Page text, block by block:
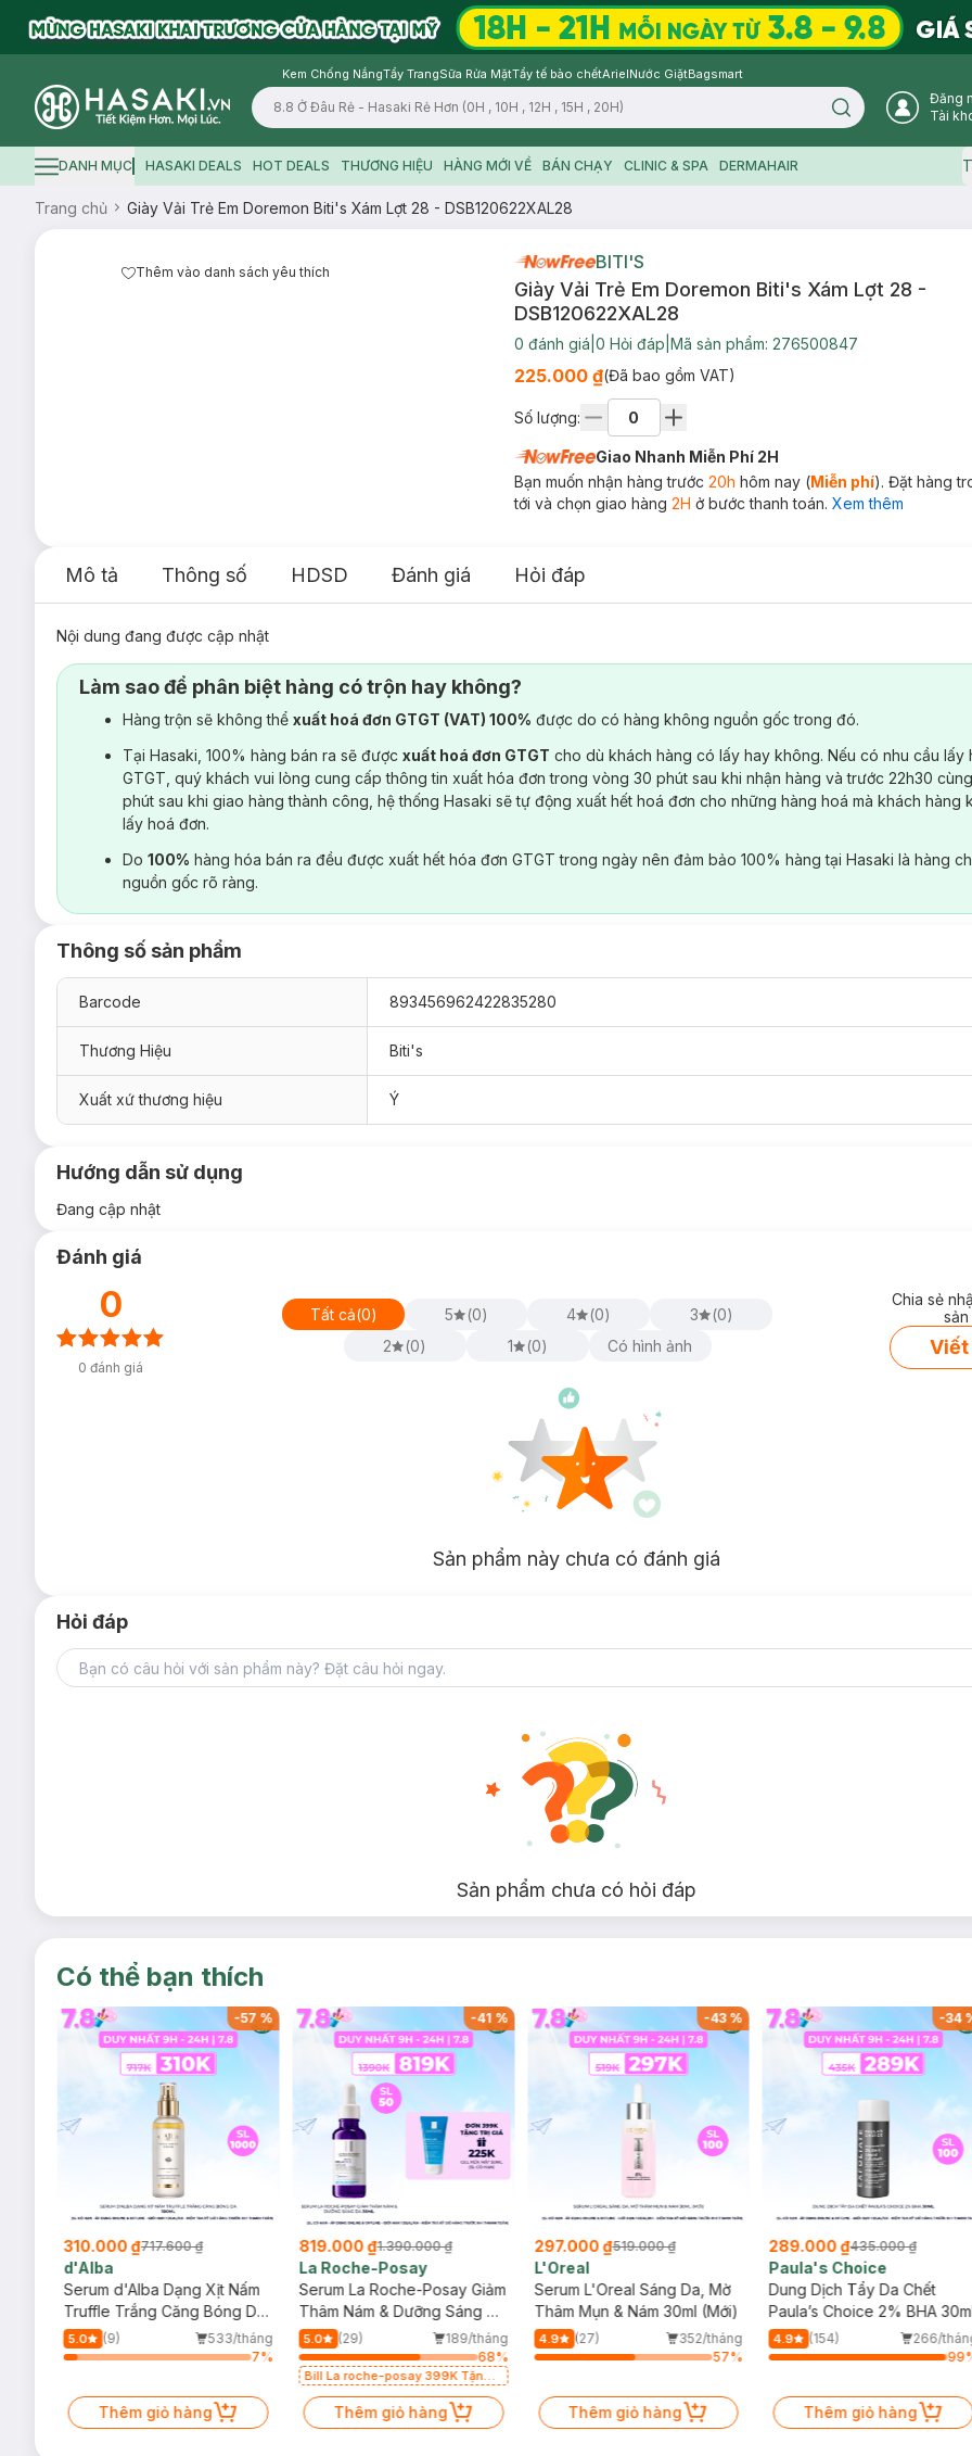
Kem Chống NắngTẩy TrangSữa Rửa MặtTẩy tế bào chếtArielNước GiặtBagsmart
Logo
Search icon
Đăng
Tài
Hamburger icon
DANH MỤC HASAKI DEALS HOT DEALS THƯƠNG HIỆU HÀNG MỚI VỀ BÁN CHẠY CLINIC & SPA DERMAHAIR
Trang chủ Giày Vải Trẻ Em Doremon Biti's Xám Lợt 28 - DSB120622XAL28
Thêm vào danh sách yêu thích BITI'S
Giày Vải Trẻ Em Doremon Biti's Xám Lợt 28 -
DSB120622XAL28
0 đánh giá 0 Hỏi đáp Mã sản phẩm: 276500847
225.000 ₫(Đã bao gồm VAT)
Số lượng:
Giao Nhanh Miễn Phí 2H
Bạn muốn nhận hàng trước 20h hôm nay (Miễn phí). Đặt hàng
tới và chọn giao hàng 2H ở bước thanh toán. Xem thêm
Mô tả Thông số HDSD Đánh giá Hỏi đáp
Nội dung đang được cập nhật
Làm sao để phân biệt hàng có trộn hay không?
Hàng trộn sẽ không thể xuất hoá đơn GTGT (VAT) 100% được do có hàng không nguồn gốc trong đó.
Tại Hasaki, 100% hàng bán ra sẽ được xuất hoá đơn GTGT cho dù khách hàng có lấy hay không. Nếu có nhu cầu lấy
GTGT, quý khách vui lòng cung cấp thông tin xuất hóa đơn trong vòng 30 phút sau khi nhận hàng và trước 22h30
phút sau khi giao hàng thành công, hệ thống Hasaki sẽ tự động xuất hết hoá đơn cho những hàng hoá mà khách hàng
lấy hoá đơn.
Do 100% hàng hóa bán ra đều được xuất hết hóa đơn GTGT trong ngày nên đảm bảo 100% hàng tại Hasaki là hàng
nguồn gốc rõ ràng.
Thông số sản phẩm
Barcode 893456962422835280
Thương Hiệu Biti's
Xuất xứ thương hiệu Ý
Hướng dẫn sử dụng
Đang cập nhật
Đánh giá
0
0 đánh giá
Tất cả(0) 5 (0) 4 (0) 3 (0)
2
(0) 1 (0) Có hình ảnh
Chia sẻ
Viết
Sản phẩm này chưa có đánh giá
Hỏi đáp
Sản phẩm chưa có hỏi đáp
Có thể bạn thích
-57 %
310.000 ₫717.600 ₫
d'Alba
Serum d'Alba Dạng Xịt Nấm
Truffle Trắng Căng Bóng Da
100ml
5.0 (9)
533/tháng
7%
Thêm giỏ hàng
-41 %
819.000 ₫1.390.000 ₫
La Roche-Posay
Serum La Roche-Posay Giảm
Thâm Nám & Dưỡng Sáng Da
30ml
5.0 (29)
189/tháng
68%
Bill La roche-posay 399K Tặng
50ml (SL có hạn)
Thêm giỏ hàng
-43%
297.000 ₫519.000 ₫
L'Oreal
Serum L'Oreal Sáng Da, Mờ
Thâm Mụn & Nám 30ml (Mới)
4.9 (27)
352/tháng
57%
Thêm giỏ hàng
-34
289.000 ₫435.000 ₫
Paula's Choice
Dung Dịch Tẩy Da Chết
Paula’s Choice 2% BHA
4.9 (154)
266/
99
Thêm giỏ hàng